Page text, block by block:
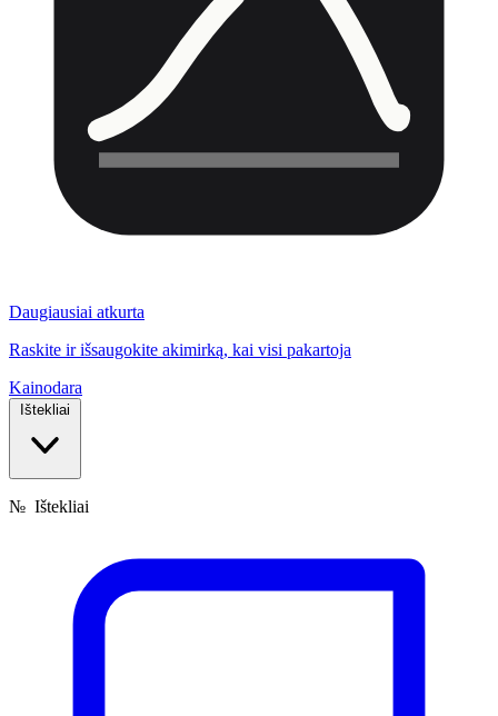
Daugiausiai atkurta
Raskite ir išsaugokite akimirką, kai visi pakartoja
Kainodara
Ištekliai
№ Ištekliai